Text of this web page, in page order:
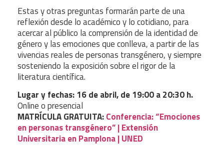
Estas y otras preguntas formarán parte de una
reflexión desde lo académico y lo cotidiano, para
acercar al público la comprensión de la identidad de
género y las emociones que conlleva, a partir de las
vivencias reales de personas transgénero, y siempre
sosteniendo la exposición sobre el rigor de la
literatura científica.
Lugar y fechas: 16 de abril, de 19:00 a 20:30 h.
Online o presencial
MATRÍCULA GRATUITA:Conferencia: “Emociones
en personas transgénero” | Extensión
Universitaria en Pamplona | UNED